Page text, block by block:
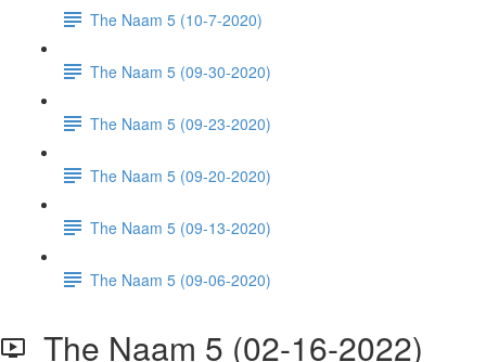
The Naam 5 (10-7-2020)
The Naam 5 (09-30-2020)
The Naam 5 (09-23-2020)
The Naam 5 (09-20-2020)
The Naam 5 (09-13-2020)
The Naam 5 (09-06-2020)
The Naam 5 (02-16-2022)